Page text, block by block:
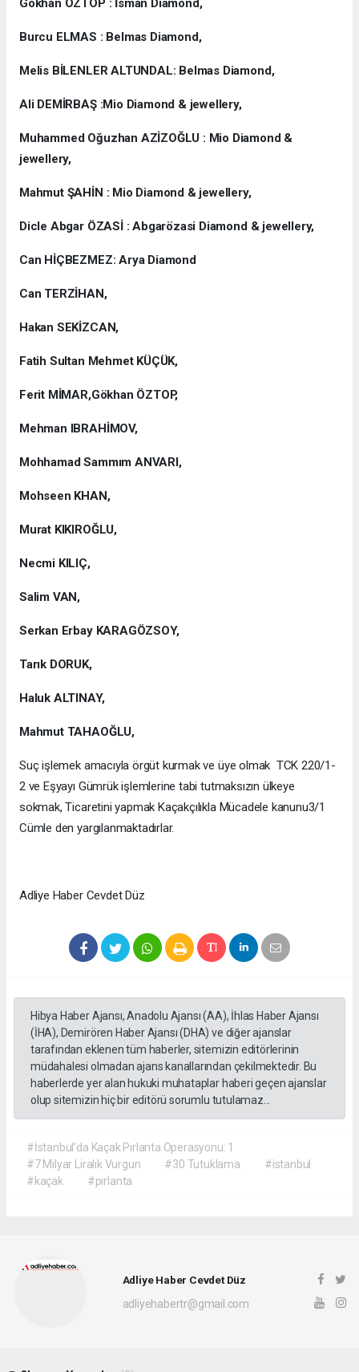
Gökhan ÖZTOP : İsman Diamond,
Burcu ELMAS : Belmas Diamond,
Melis BİLENLER ALTUNDAL: Belmas Diamond,
Ali DEMİRBAŞ :Mio Diamond & jewellery,
Muhammed Oğuzhan AZİZOĞLU : Mio Diamond &
jewellery,
Mahmut ŞAHİN : Mio Diamond & jewellery,
Dicle Abgar ÖZASİ : Abgarözasi Diamond & jewellery,
Can HİÇBEZMEZ: Arya Diamond
Can TERZİHAN,
Hakan SEKİZCAN,
Fatih Sultan Mehmet KÜÇÜK,
Ferit MİMAR,Gökhan ÖZTOP,
Mehman IBRAHİMOV,
Mohhamad Sammım ANVARI,
Mohseen KHAN,
Murat KIKIROĞLU,
Necmi KILIÇ,
Salim VAN,
Serkan Erbay KARAGÖZSOY,
Tarık DORUK,
Haluk ALTINAY,
Mahmut TAHAOĞLU,
Suç işlemek amacıyla örgüt kurmak ve üye olmak TCK 220/1-
2 ve Eşyayı Gümrük işlemlerine tabi tutmaksızın ülkeye
sokmak, Ticaretini yapmak Kaçakçılıkla Mücadele kanunu3/1
Cümle den yargılanmaktadırlar.
Adliye Haber Cevdet Düz
Hibya Haber Ajansı, Anadolu Ajansı (AA), İhlas Haber Ajansı
(İHA), Demirören Haber Ajansı (DHA) ve diğer ajanslar
tarafından eklenen tüm haberler, sitemizin editörlerinin
müdahalesi olmadan ajans kanallarından çekilmektedir. Bu
haberlerde yer alan hukuki muhataplar haberi geçen ajanslar
olup sitemizin hiç bir editörü sorumlu tutulamaz...
#İstanbul’da Kaçak Pırlanta Operasyonu: 1
#7 Milyar Liralık Vurgun
#30 Tutuklama
#istanbul
#kaçak
#pırlanta
Adliye Haber Cevdet Düz
adliyehabertr@gmail.com